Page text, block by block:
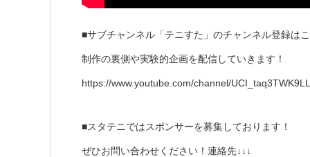
■サブチャンネル「テニすた」のチャンネル登録は
制作の裏側や実験的企画を配信していきます！
https://www.youtube.com/channel/
■スタテニではスポンサーを募集しております！
ぜひお問い合わせください！連絡先↓↓↓